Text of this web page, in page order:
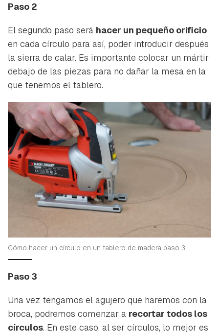
Paso 2
El segundo paso será hacer un pequeño orificio
en cada círculo para así, poder introducir después
la sierra de calar. Es importante colocar un mártir
debajo de las piezas para no dañar la mesa en la
que tenemos el tablero.
Cómo hacer un círculo en un tablero de madera paso 3
Paso 3
Una vez tengamos el agujero que haremos con la
broca, podremos comenzar a recortar todos los
círculos. En este caso, al ser círculos, lo mejor es